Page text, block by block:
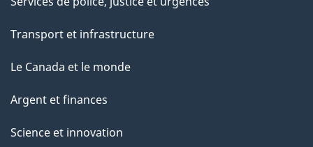
Transport et infrastructure
Le Canada et le monde
Argent et finances
Science et innovation